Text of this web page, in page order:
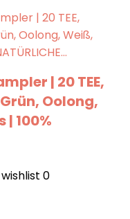
| 20 TEE,
Oolong,
100%
0